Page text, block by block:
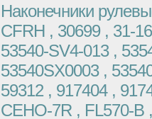
Наконечники
CFRH , 30699 , 31-
53540-SV4-013 ,
53540SX0003 ,
59312 , 917404 ,
CEHO-7R , FL570-B